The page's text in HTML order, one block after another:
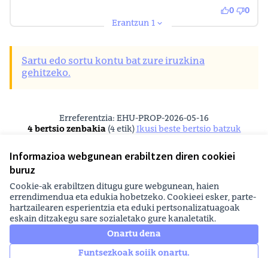
Informazioa webgunean erabiltzen diren cookiei
buruz
Cookie-ak erabiltzen ditugu gure webgunean, haien
errendimendua eta edukia hobetzeko. Cookieei esker, parte-
hartzailearen esperientzia eta eduki pertsonalizatuagoak
eskain ditzakegu sare sozialetako gure kanaletatik.
Onartu dena
Funtsezkoak soiik onartu.
0
0
Erantzun 1
Sartu edo sortu kontu bat zure iruzkina
gehitzeko.
Erreferentzia: EHU-PROP-2026-05-16
4 bertsio zenbakia(4 etik) ikusi beste bertsio batzuk
Printzipioak eta erabilera-arauak
Cookien konfigurazioa
EHUagora Facebooken
(Kanpoko esteka)
EHUagora Instagramen
(Kanpoko esteka)
EHUagora YouTuben
(Kanpoko esteka)
Euskara
Elegir el idiomaAukeratu hizkuntza